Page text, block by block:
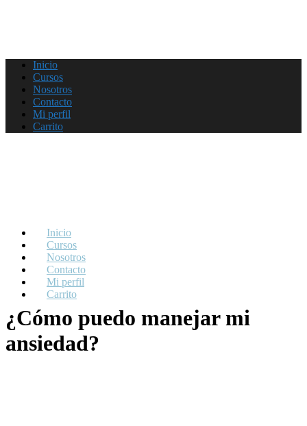
Inicio
Cursos
Nosotros
Contacto
Mi perfil
Carrito
Inicio
Cursos
Nosotros
Contacto
Mi perfil
Carrito
¿Cómo puedo manejar mi
ansiedad?